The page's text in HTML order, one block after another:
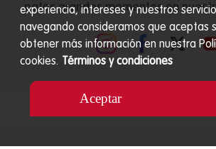
experiencia, intereses y nuestros
navegando consideramos que aceptas
obtener más información en nuestra
cookies. Términos y condiciones
Aceptar
patas grandes momentos en